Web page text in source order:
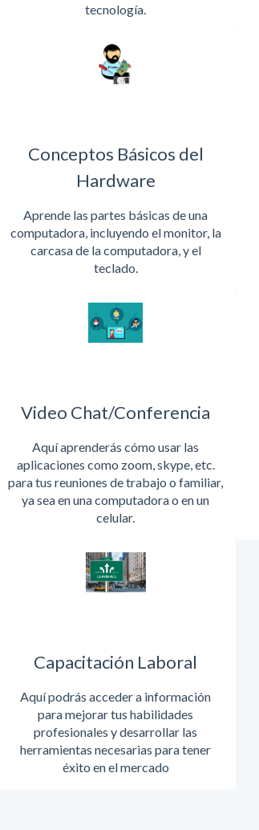
tecnología.
Conceptos Básicos del
Hardware
Aprende las partes básicas de una
computadora, incluyendo el monitor, la
carcasa de la computadora, y el
teclado.
Video Chat/Conferencia
Aquí aprenderás cómo usar las
aplicaciones como zoom, skype, etc.
para tus reuniones de trabajo o familiar,
ya sea en una computadora o en un
celular.
Capacitación Laboral
Aquí podrás acceder a información
para mejorar tus habilidades
profesionales y desarrollar las
herramientas necesarias para tener
éxito en el mercado